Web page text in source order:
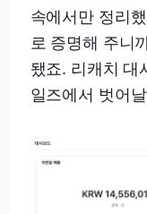
속에서만 정리
로 증명해 주니
됐죠. 리캐치 대
일즈에서 벗어